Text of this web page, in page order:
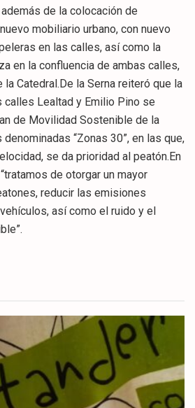
de la colocación de
mobiliario urbano, con nuevo
en las calles, así como la
en la confluencia de ambas calles,
la Catedral.De la Serna reiteró que la
calles Lealtad y Emilio Pino se
de Movilidad Sostenible de la
“Zonas 30”, en las que,
se da prioridad al peatón.En
de otorgar un mayor
reducir las emisiones
así como el ruido y el